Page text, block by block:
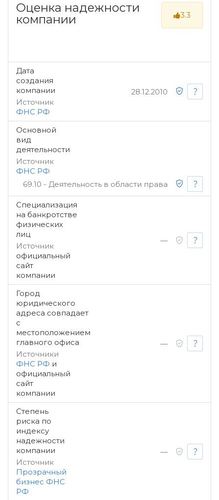
Оценка надежности
компании
3.3
Дата
создания
компании
Источник
ФНС РФ
28.12.2010
Основной
вид
деятельности
Источник
ФНС РФ
69.10 - Деятельность в области права
Специализация
на банкротстве
физических
лиц
Источник
официальный
сайт
компании
—
Город
юридического
адреса совпадает
с
местоположением
главного офиса
Источники
ФНС РФ и
официальный
сайт
компании
—
Степень
риска по
индексу
надежности
компании
Источник
Прозрачный
бизнес ФНС
РФ
—